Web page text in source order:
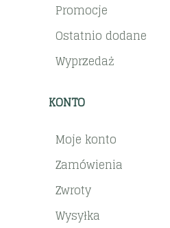
Promocje
Ostatnio dodane
Wyprzedaż
KONTO
Moje konto
Zamówienia
Zwroty
Wysyłka